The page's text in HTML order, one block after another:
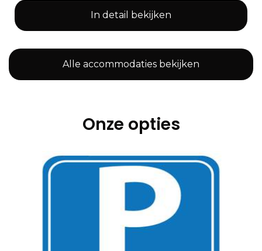
In detail bekijken
Alle accommodaties bekijken
Onze opties